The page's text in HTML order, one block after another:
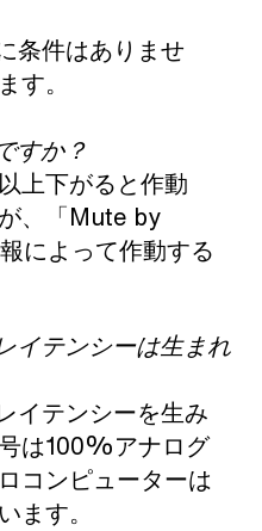
条件はありませ
す。
すか？
上下がると作動
、「Mute by
によって作動する
イテンシーは生まれ
イテンシーを生み
は100%アナログ
コンピューターは
ます。